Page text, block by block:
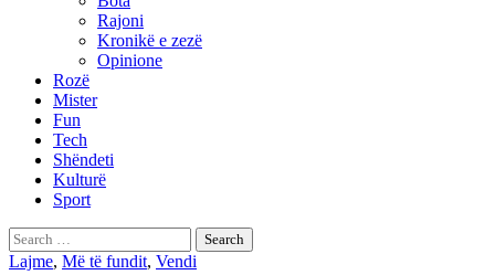
Rajoni
Kronikë e zezë
Opinione
Rozë
Mister
Fun
Tech
Shëndeti
Kulturë
Sport
Search
for:
Lajme, Më të fundit, Vendi